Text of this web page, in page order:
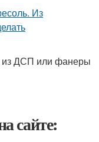
из ДСП или фанеры
сайте: